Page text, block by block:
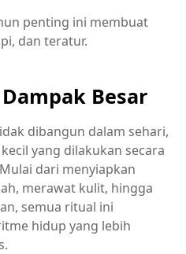
penting ini membuat
dan teratur.
Besar
dibangun dalam sehari,
yang dilakukan secara
dari menyiapkan
merawat kulit, hingga
semua ritual ini
hidup yang lebih